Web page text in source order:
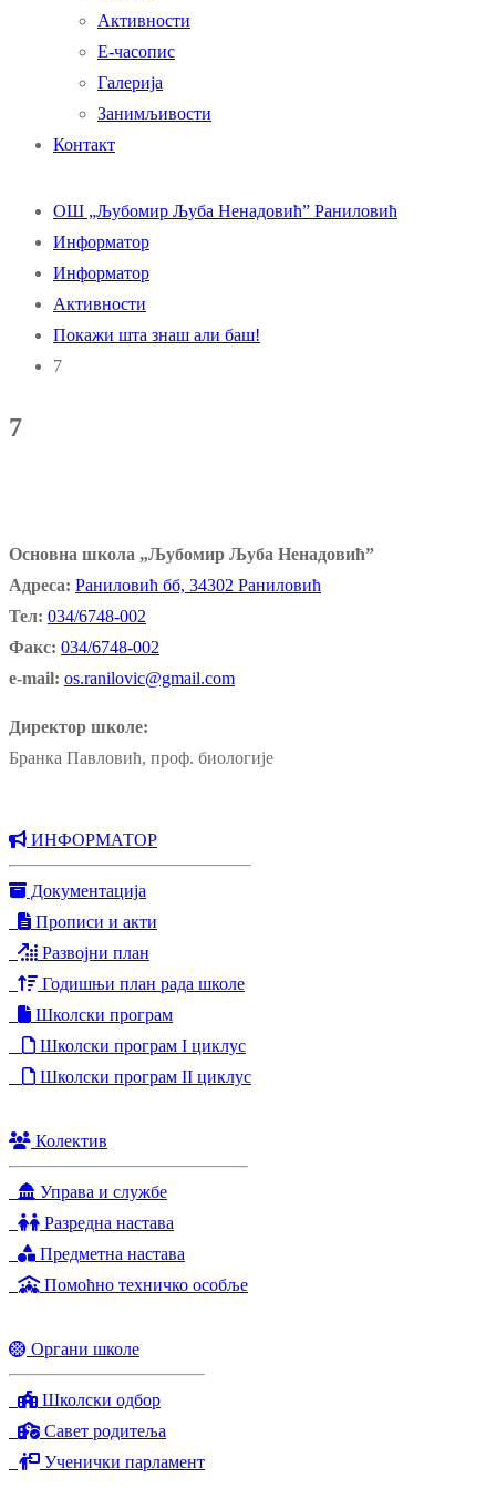
Активности
Е-часопис
Галерија
Занимљивости
Контакт
ОШ „Љубомир Љуба Ненадовић” Раниловић
Информатор
Информатор
Активности
Покажи шта знаш али баш!
7
7
Основна школа „Љубомир Љуба Ненадовић”
Адреса: Раниловић бб, 34302 Раниловић
Тел: 034/6748-002
Факс: 034/6748-002
e-mail: os.ranilovic@gmail.com
Директор школе:
Бранка Павловић, проф. биологије
ИНФОРМАТОР
Документација
Прописи и акти
Развојни план
Годишњи план рада школе
Школски програм
Школски програм I циклус
Школски програм II циклус
Колектив
Управа и службе
Разредна настава
Предметна настава
Помоћно техничко особље
Органи школе
Школски одбор
Савет родитеља
Ученички парламент